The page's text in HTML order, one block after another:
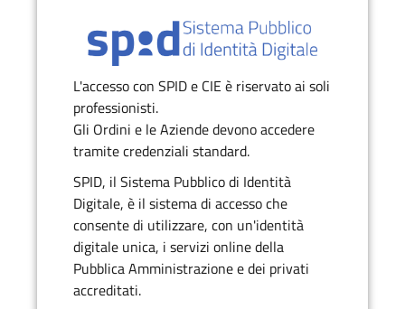
L'accesso con SPID e CIE è riservato ai soli
professionisti.
Gli Ordini e le Aziende devono accedere
tramite credenziali standard.
SPID, il Sistema Pubblico di Identità
Digitale, è il sistema di accesso che
consente di utilizzare, con un'identità
digitale unica, i servizi online della
Pubblica Amministrazione e dei privati
accreditati.